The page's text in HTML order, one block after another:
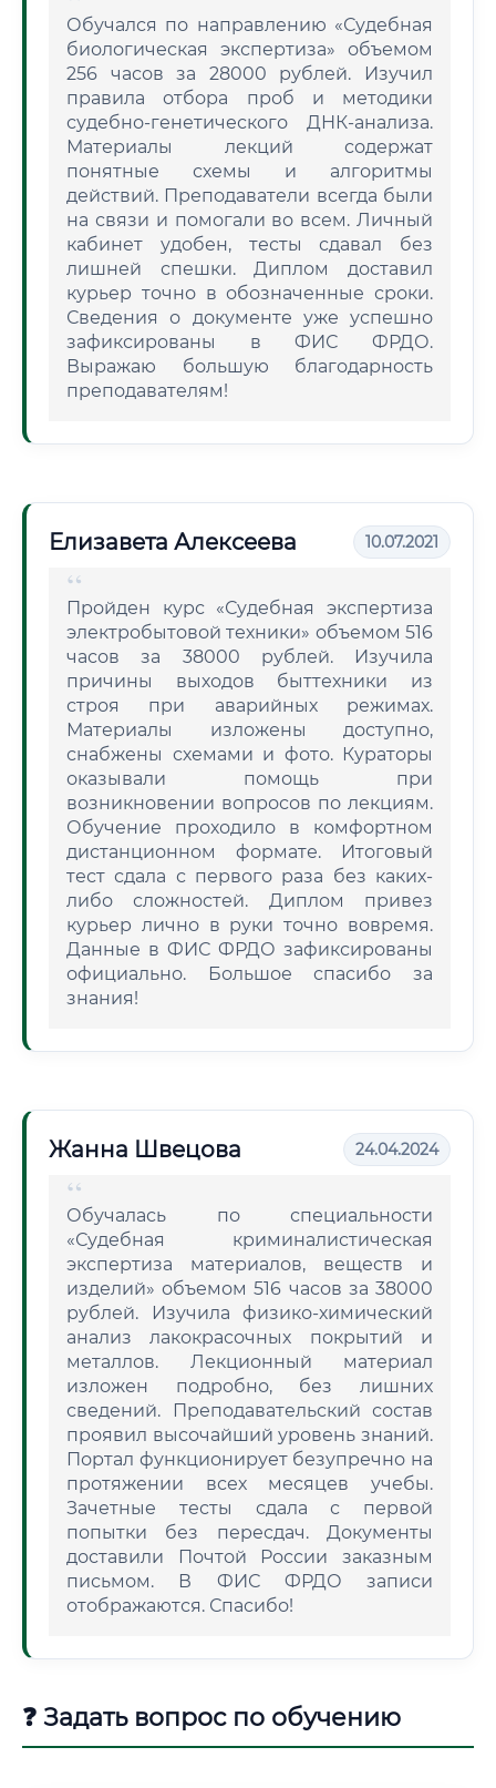
Обучался по направлению «Судебная
биологическая экспертиза» объемом
256 часов за 28000 рублей. Изучил
правила отбора проб и методики
судебно-генетического ДНК-анализа.
Материалы лекций содержат
понятные схемы и алгоритмы
действий. Преподаватели всегда были
на связи и помогали во всем. Личный
кабинет удобен, тесты сдавал без
лишней спешки. Диплом доставил
курьер точно в обозначенные сроки.
Сведения о документе уже успешно
зафиксированы в ФИС ФРДО.
Выражаю большую благодарность
преподавателям!
Елизавета Алексеева 10.07.2021
Пройден курс «Судебная экспертиза
электробытовой техники» объемом 516
часов за 38000 рублей. Изучила
причины выходов быттехники из
строя при аварийных режимах.
Материалы изложены доступно,
снабжены схемами и фото. Кураторы
оказывали помощь при
возникновении вопросов по лекциям.
Обучение проходило в комфортном
дистанционном формате. Итоговый
тест сдала с первого раза без каких-
либо сложностей. Диплом привез
курьер лично в руки точно вовремя.
Данные в ФИС ФРДО зафиксированы
официально. Большое спасибо за
знания!
Жанна Швецова 24.04.2024
Обучалась по специальности
«Судебная криминалистическая
экспертиза материалов, веществ и
изделий» объемом 516 часов за 38000
рублей. Изучила физико-химический
анализ лакокрасочных покрытий и
металлов. Лекционный материал
изложен подробно, без лишних
сведений. Преподавательский состав
проявил высочайший уровень знаний.
Портал функционирует безупречно на
протяжении всех месяцев учебы.
Зачетные тесты сдала с первой
попытки без пересдач. Документы
доставили Почтой России заказным
письмом. В ФИС ФРДО записи
отображаются. Спасибо!
❓ Задать вопрос по обучению